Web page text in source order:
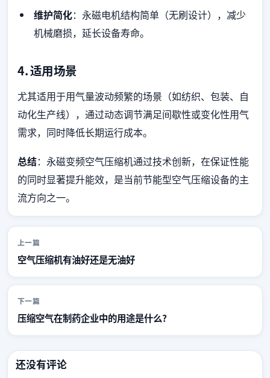
维护简化：永磁电机结构简单（无刷设计），减少
机械磨损，延长设备寿命。
4.适用场景
尤其适用于用气量波动频繁的场景（如纺织、包装、自
动化生产线），通过动态调节满足间歇性或变化性用气
需求，同时降低长期运行成本。
总结：永磁变频空气压缩机通过技术创新，在保证性能
的同时显著提升能效，是当前节能型空气压缩设备的主
流方向之一。
上一篇
空气压缩机有油好还是无油好
下一篇
压缩空气在制药企业中的用途是什么?
还没有评论